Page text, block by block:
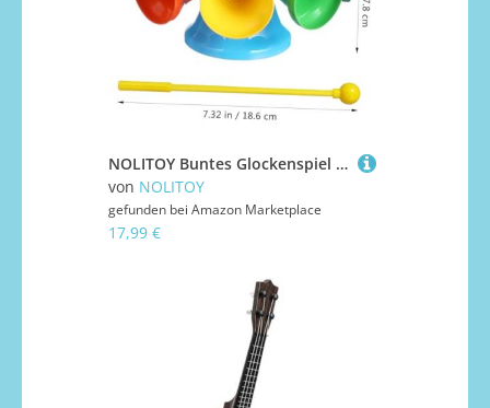
NOLITOY Buntes Glockenspiel Musikinstrument für Ab Jahre Pädagogisches Lernspielzeug Rhythmus Handgeschicklichkeit und Farberkennung Robust und Spielerisch Gehirnentwicklung Stärkend
von NOLITOY
gefunden bei Amazon Marketplace
17,99 €